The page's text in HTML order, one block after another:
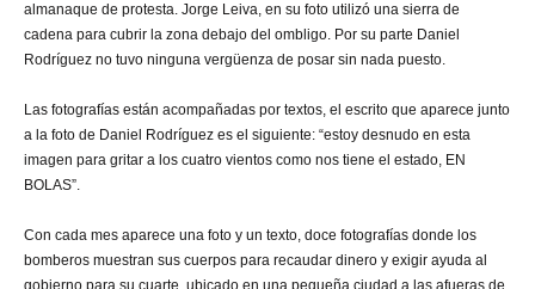
almanaque de protesta. Jorge Leiva, en su foto utilizó una sierra de
cadena para cubrir la zona debajo del ombligo. Por su parte Daniel
Rodríguez no tuvo ninguna vergüenza de posar sin nada puesto.
Las fotografías están acompañadas por textos, el escrito que aparece junto
a la foto de Daniel Rodríguez es el siguiente: “estoy desnudo en esta
imagen para gritar a los cuatro vientos como nos tiene el estado, EN
BOLAS”.
Con cada mes aparece una foto y un texto, doce fotografías donde los
bomberos muestran sus cuerpos para recaudar dinero y exigir ayuda al
gobierno para su cuarte, ubicado en una pequeña ciudad a las afueras de